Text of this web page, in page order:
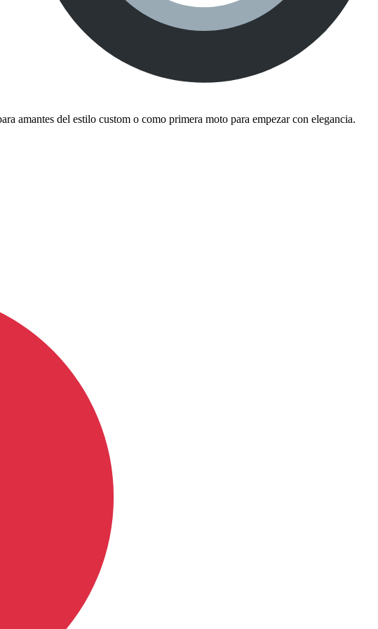
amantes del estilo custom o como primera moto para empezar con elegancia.